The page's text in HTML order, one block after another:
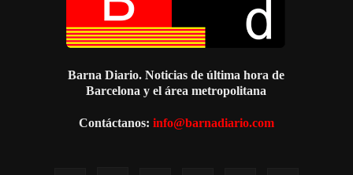
Barna Diario. Noticias de última hora de
Barcelona y el área metropolitana
Contáctanos: info@barnadiario.com